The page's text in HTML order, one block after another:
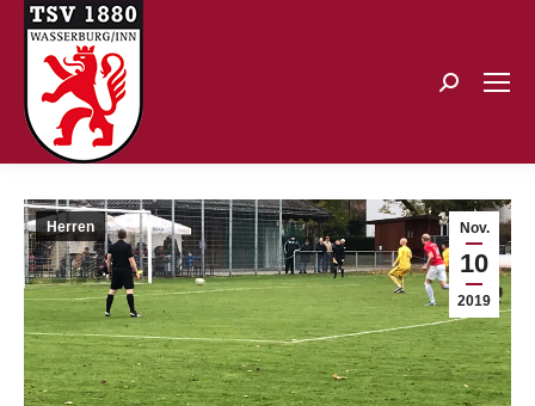
Search:
Nov.
10
2019
Herren